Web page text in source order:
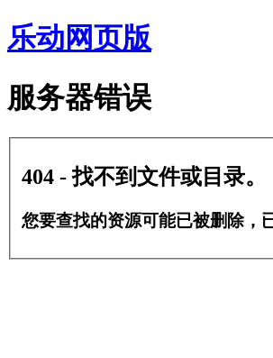
乐动网页版
服务器错误
404 - 找不到文件或目录。
您要查找的资源可能已被删除，